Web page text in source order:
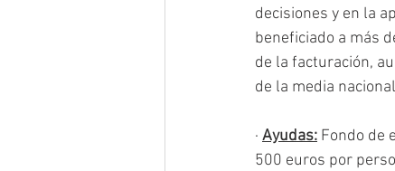
decisiones y en la
beneficiado a más
de la facturación,
de la media
· Ayudas: Fondo de
500 euros por